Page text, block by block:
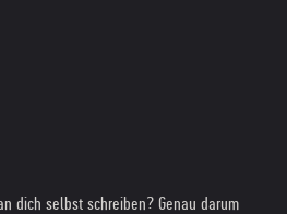
dich selbst schreiben? Genau darum